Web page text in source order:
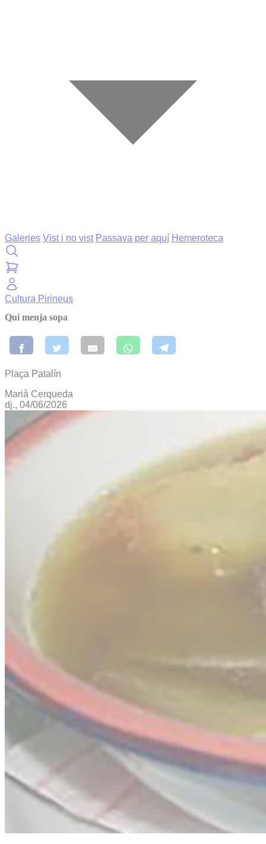
Galeries Vist i no vist Passava per aquí Hemeroteca
Cultura Pirineus
Qui menja sopa
Plaça Patalín
Marià Cerqueda
dj., 04/06/2026